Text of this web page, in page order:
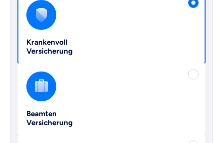
Krankenvoll
Versicherung
Beamten
Versicherung